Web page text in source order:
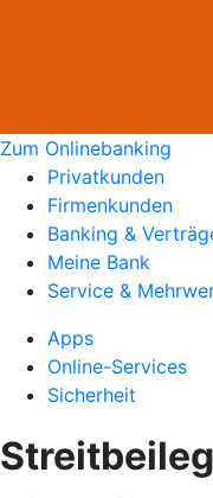
Zum Onlinebanking
Privatkunden
Firmenkunden
Banking &
Meine Bank
Service &
Apps
Online-Services
Sicherheit